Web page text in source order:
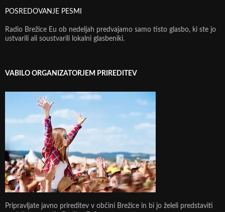
POSREDOVANJE PESMI
Radio Brežice Eu ob nedeljah predvajamo samo tisto glasbo, ki ste jo
ustvarili ali soustvarili lokalni glasbeniki.
VABILO ORGANIZATORJEM PRIREDITEV
Pripravljate javno prireditev v občini Brežice in bi jo želeli predstaviti